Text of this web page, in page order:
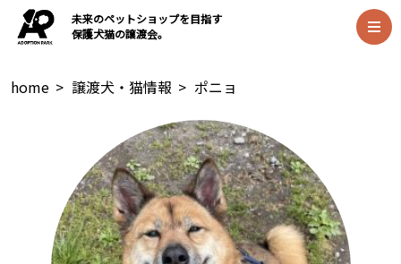
未来のペットショップを目指す
保護犬猫の譲渡会。
home > 譲渡犬・猫情報 > ポニョ